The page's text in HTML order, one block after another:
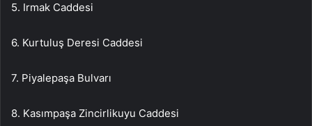
5. Irmak Caddesi
6. Kurtuluş Deresi Caddesi
7. Piyalepaşa Bulvarı
8. Kasımpaşa Zincirlikuyu Caddesi